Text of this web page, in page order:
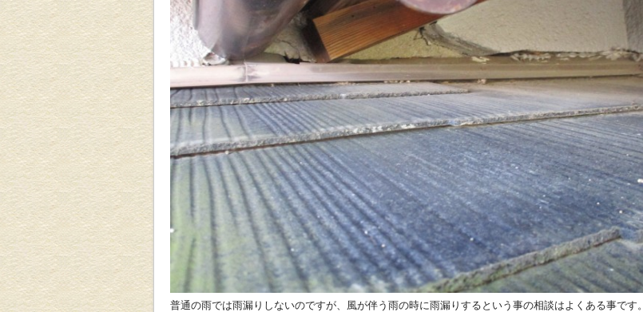
普通の雨では雨漏りしないのですが、風が伴う雨の時に雨漏りするという事の相談はよくある事です。